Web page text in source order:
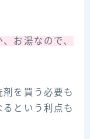
お湯なので、
を買う必要も
という利点も